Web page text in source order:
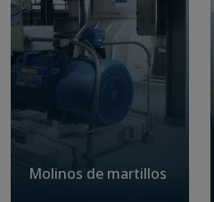
Molinos de martillos